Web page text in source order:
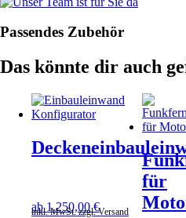
Passendes Zubehör
Das könnte dir auch
ab1.250,00€
inkl. MwSt. zzgl. Versand
für